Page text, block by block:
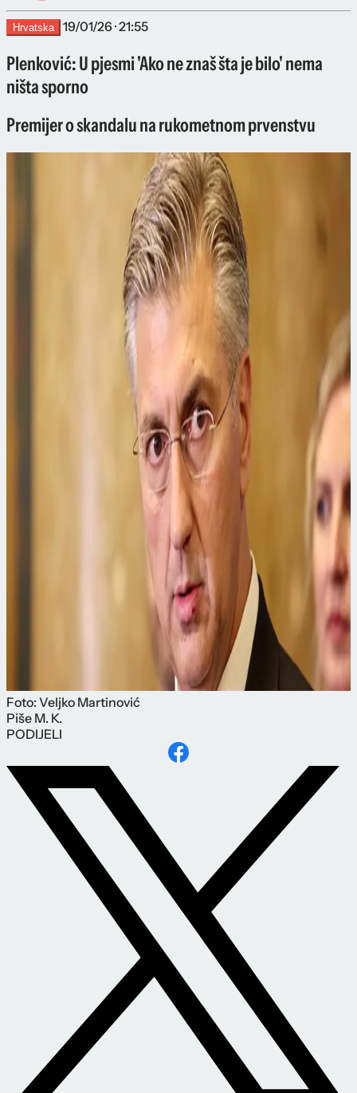
Hrvatska 19/01/26 · 21:55
Plenković: U pjesmi 'Ako ne znaš šta je bilo' nema
ništa sporno
Premijer o skandalu na rukometnom prvenstvu
Foto: Veljko Martinović
Piše M. K.
PODIJELI